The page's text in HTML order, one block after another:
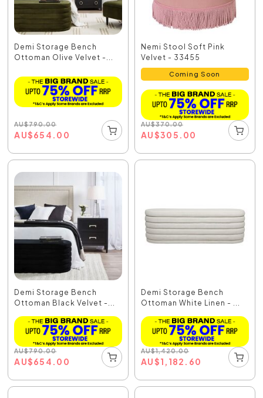
Demi Storage Bench
Ottoman Olive Velvet -...
AU$790.00
AU$654.00
Nemi Stool Soft Pink
Velvet - 33455
Coming Soon
AU$370.00
AU$305.00
Demi Storage Bench
Ottoman Black Velvet -...
AU$790.00
AU$654.00
Demi Storage Bench
Ottoman White Linen - ...
AU$1,420.00
AU$1,182.60